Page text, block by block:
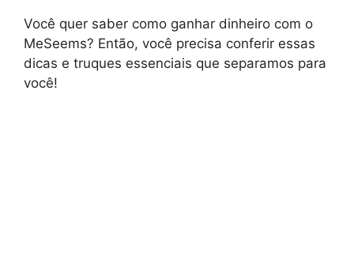
Você quer saber como ganhar dinheiro com o
MeSeems? Então, você precisa conferir essas
dicas e truques essenciais que separamos para
você!